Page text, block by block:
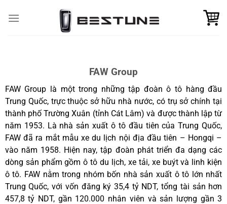
FAW Group
FAW Group là một trong những tập đoàn ô tô hàng đầu
Trung Quốc, trực thuộc sở hữu nhà nước, có trụ sở chính tại
thành phố Trường Xuân (tỉnh Cát Lâm) và được thành lập từ
năm 1953. Là nhà sản xuất ô tô đầu tiên của Trung Quốc,
FAW đã ra mắt mẫu xe du lịch nội địa đầu tiên – Hongqi –
vào năm 1958. Hiện nay, tập đoàn phát triển đa dạng các
dòng sản phẩm gồm ô tô du lịch, xe tải, xe buýt và linh kiện
ô tô. FAW nằm trong nhóm bốn nhà sản xuất ô tô lớn nhất
Trung Quốc, với vốn đăng ký 35,4 tỷ NDT, tổng tài sản hơn
457,8 tỷ NDT, gần 120.000 nhân viên và sản lượng gần 3